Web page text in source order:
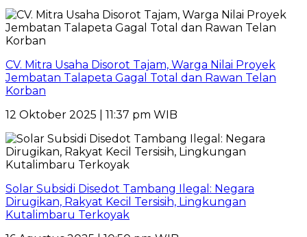
CV. Mitra Usaha Disorot Tajam, Warga Nilai Proyek
Jembatan Talapeta Gagal Total dan Rawan Telan
Korban
12 Oktober 2025 | 11:37 pm WIB
Solar Subsidi Disedot Tambang Ilegal: Negara
Dirugikan, Rakyat Kecil Tersisih, Lingkungan
Kutalimbaru Terkoyak